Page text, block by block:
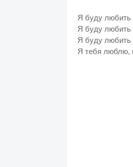
Я буду любить
Я буду любить
Я буду любить
Я тебя люблю,